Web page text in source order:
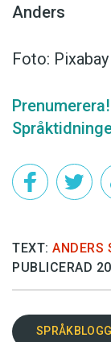
Anders
Foto: Pixabay
TEXT: ANDERS
PUBLICERAD